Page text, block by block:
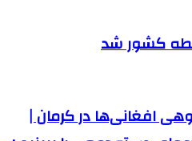
کشور شد
افغانی‌ها در کرمان |